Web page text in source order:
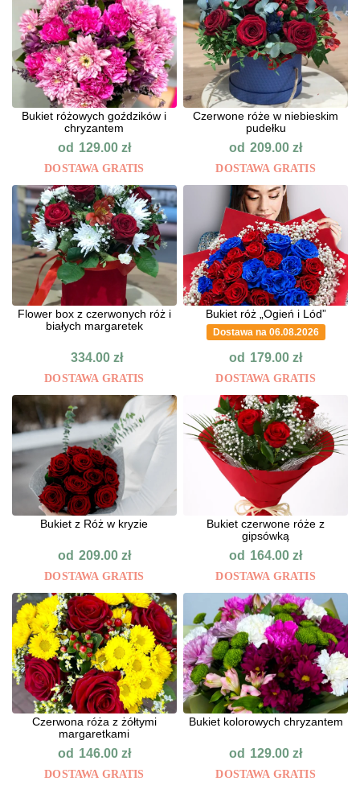
Bukiet różowych goździków i
chryzantem
od 129.00 zł
DOSTAWA GRATIS
Czerwone róże w niebieskim
pudełku
od 209.00zł
DOSTAWA GRATIS
Flower box z czerwonych róż i
białych margaretek
334.00 zł
DOSTAWA GRATIS
Bukiet róż „Ogień i Lód”
Dostawa na 06.08.2026
od 179.00zł
DOSTAWA GRATIS
Bukiet z Róż w kryzie
od 209.00 zł
DOSTAWA GRATIS
Bukiet czerwone róże z
gipsówką
od 164.00zł
DOSTAWA GRATIS
Czerwona róża z żółtymi
margaretkami
od 146.00 zł
DOSTAWA GRATIS
Bukiet kolorowych chryzantem
od 129.00zł
DOSTAWA GRATIS